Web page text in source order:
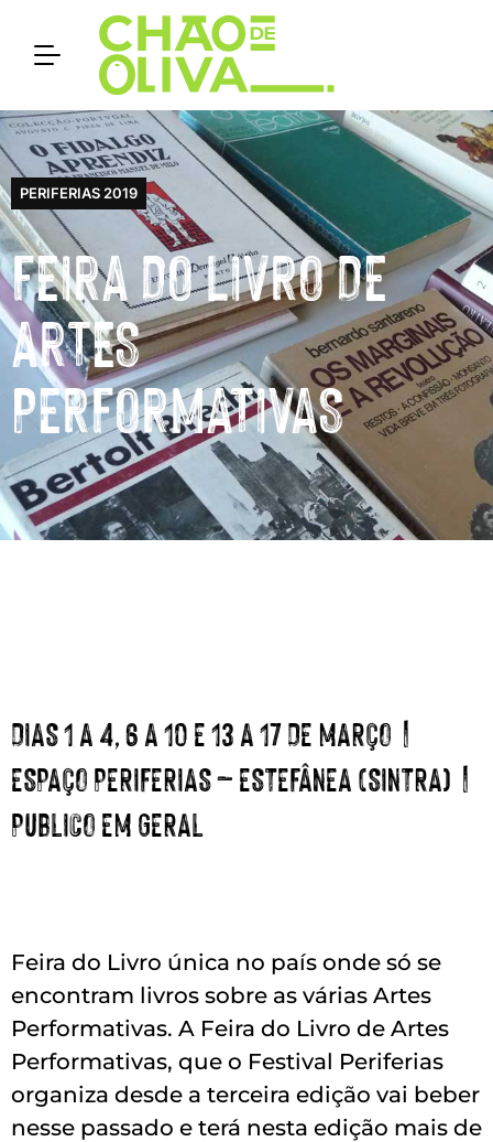
PERIFERIAS 2019
FEIRA DO LIVRO DE
ARTES
PERFORMATIVAS
DIAS 1 A 4, 6 A 10 E 13 A 17 DE MARÇO |
ESPAÇO PERIFERIAS – ESTEFÂNEA (SINTRA) |
PUBLICO EM GERAL
Feira do Livro única no país onde só se
encontram livros sobre as várias Artes
Performativas. A Feira do Livro de Artes
Performativas, que o Festival Periferias
organiza desde a terceira edição vai beber
nesse passado e terá nesta edição mais de